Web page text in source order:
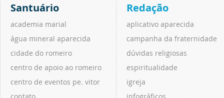
Santuário
academia marial
água mineral aparecida
cidade do romeiro
centro de apoio ao romeiro
centro de eventos pe. vitor
Redação
aplicativo aparecida
campanha da fraternidade
dúvidas religiosas
espiritualidade
igreja